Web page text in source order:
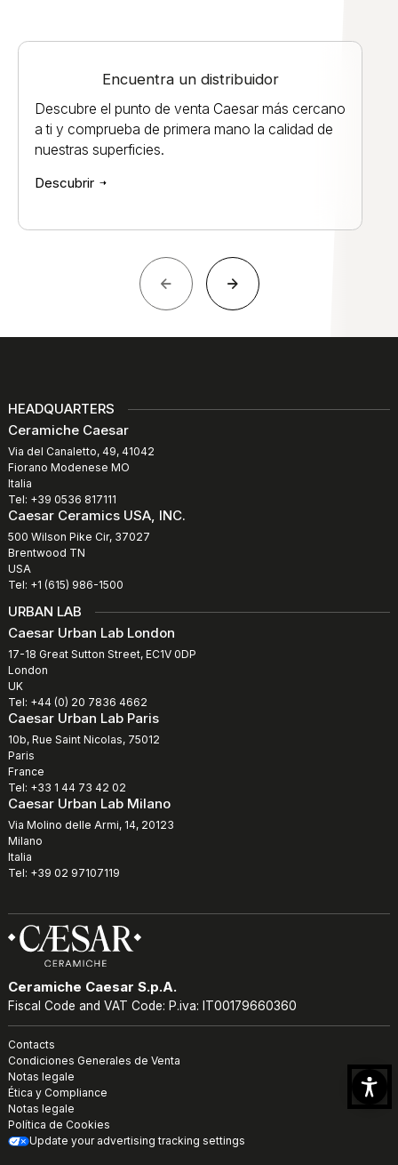
Encuentra un distribuidor
Descubre el punto de venta Caesar más cercano
a ti y comprueba de primera mano la calidad de
nuestras superficies.
Descubrir
HEADQUARTERS
Ceramiche Caesar
Via del Canaletto, 49, 41042
Fiorano Modenese MO
Italia
Tel: +39 0536 817111
Caesar Ceramics USA, INC.
500 Wilson Pike Cir, 37027
Brentwood TN
USA
Tel: +1 (615) 986-1500
URBAN LAB
Caesar Urban Lab London
17-18 Great Sutton Street, EC1V 0DP
London
UK
Tel: +44 (0) 20 7836 4662
Caesar Urban Lab Paris
10b, Rue Saint Nicolas, 75012
Paris
France
Tel: +33 1 44 73 42 02
Caesar Urban Lab Milano
Via Molino delle Armi, 14, 20123
Milano
Italia
Tel: +39 02 97107119
Ceramiche Caesar S.p.A.
Fiscal Code and VAT Code: P.iva: IT00179660360
Contacts
Condiciones Generales de Venta
Notas legale
Ética y Compliance
Notas legale
Política de Cookies
Update your advertising tracking settings